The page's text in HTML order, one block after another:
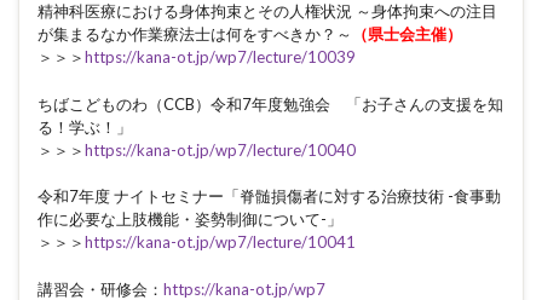
精神科医療における身体拘束とその人権状況 ～身体拘束への注目
が集まるなか作業療法士は何をすべきか？～
（県士会主催）
＞＞＞https://kana-ot.jp/wp7/lecture/10039
ちばこどものわ（CCB）令和7年度勉強会 「お子さんの支援を知
る！学ぶ！」
＞＞＞https://kana-ot.jp/wp7/lecture/10040
令和7年度 ナイトセミナー「脊髄損傷者に対する治療技術 -食事動
作に必要な上肢機能・姿勢制御について-」
＞＞＞https://kana-ot.jp/wp7/lecture/10041
講習会・研修会： https://kana-ot.jp/wp7